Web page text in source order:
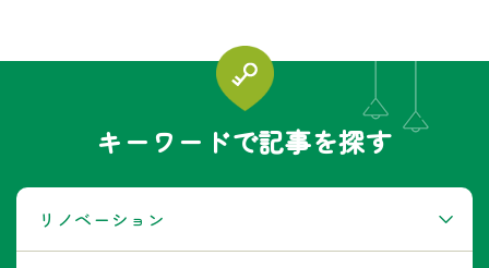
キーワードで記事を探す
リノベーション